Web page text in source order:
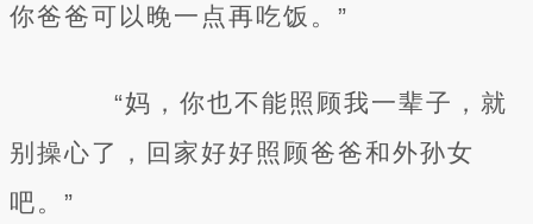
你爸爸可以晚一点再吃饭。”
“妈，你也不能照顾我一辈子，就
别操心了，回家好好照顾爸爸和外孙女
吧。”